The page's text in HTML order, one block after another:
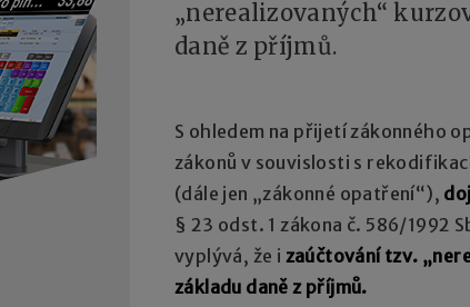
„nerealizovaných“
daně z příjmů.
S ohledem na přijetí zákonného
zákonů v souvislosti s
(dále jen „zákonné opatření“),
§ 23 odst. 1 zákona č. 586/1992
vyplývá, že i zaúčtování tzv.
základu daně z příjmů.